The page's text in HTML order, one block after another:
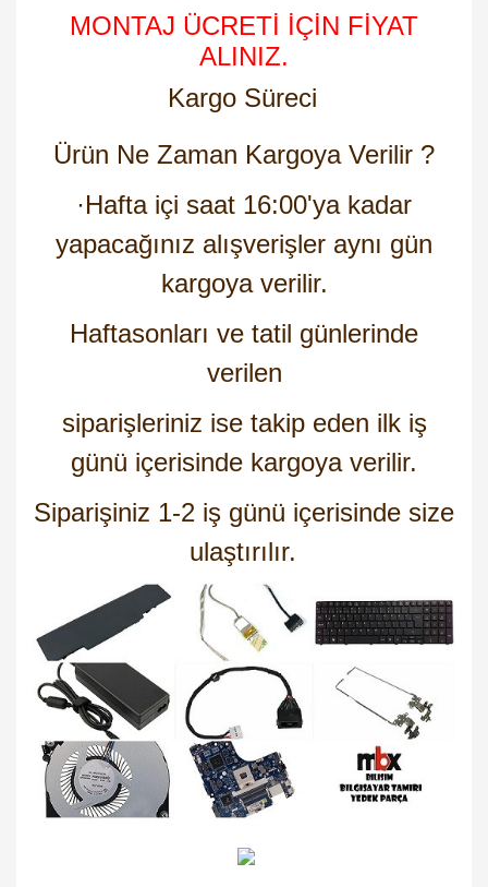
MONTAJ ÜCRETİ İÇİN FİYAT
ALINIZ.
Kargo Süreci
Ürün Ne Zaman Kargoya Verilir ?
·Hafta içi saat 16:00'ya kadar
yapacağınız alışverişler aynı gün
kargoya verilir.
Haftasonları ve tatil günlerinde
verilen
siparişleriniz ise takip eden ilk iş
günü içerisinde kargoya verilir.
Siparişiniz 1-2 iş günü içerisinde size
ulaştırılır.